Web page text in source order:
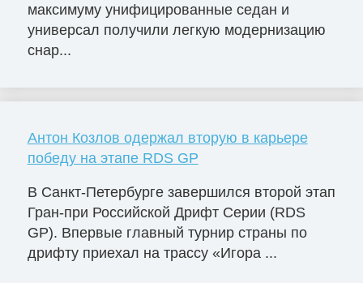
максимуму унифицированные седан и
универсал получили легкую модернизацию
снар...
Антон Козлов одержал вторую в карьере
победу на этапе RDS GP
В Санкт-Петербурге завершился второй этап
Гран-при Российской Дрифт Серии (RDS
GP). Впервые главный турнир страны по
дрифту приехал на трассу «Игора ...